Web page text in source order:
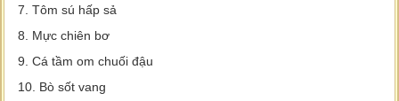
7. Tôm sú hấp sả
8. Mực chiên bơ
9. Cá tầm om chuối đậu
10. Bò sốt vang